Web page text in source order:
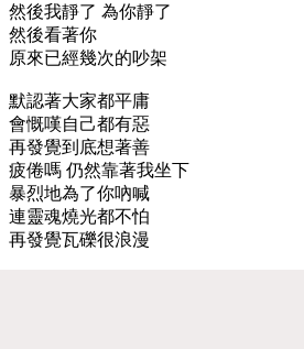
然後我靜了 為你靜了
然後看著你
原來已經幾次的吵架
默認著大家都平庸
會慨嘆自己都有惡
再發覺到底想著善
疲倦嗎 仍然靠著我坐下
暴烈地為了你吶喊
連靈魂燒光都不怕
再發覺瓦礫很浪漫